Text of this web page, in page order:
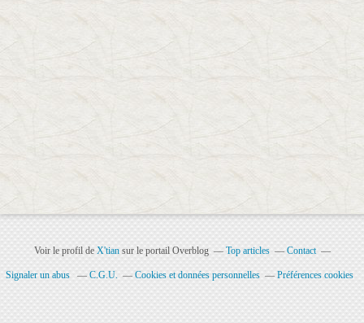
Voir le profil de X'tiansur le portail Overblog Top articles Contact
Signaler un abus C.G.U. Cookies et données personnelles Préférences cookies